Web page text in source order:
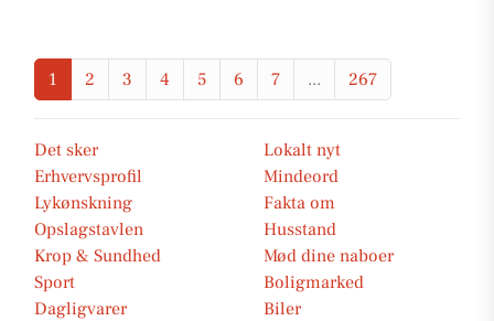
1 2 3 4 5 6 7 ... 267
Det sker
Lokalt nyt
Erhvervsprofil
Mindeord
Lykønskning
Fakta om
Opslagstavlen
Husstand
Krop & Sundhed
Mød dine naboer
Sport
Boligmarked
Dagligvarer
Biler